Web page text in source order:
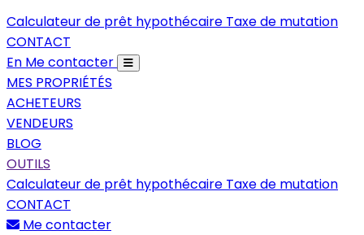
Calculateur de prêt hypothécaire Taxe de mutation
CONTACT
En Me contacter
MES PROPRIÉTÉS
ACHETEURS
VENDEURS
BLOG
OUTILS
Calculateur de prêt hypothécaire Taxe de mutation
CONTACT
Me contacter